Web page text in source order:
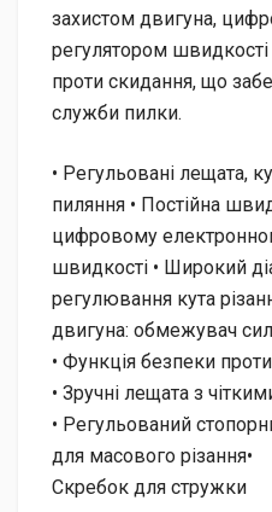
захистом двигуна,
регулятором
проти скидання, що
служби пилки.
• Регульовані лещата,
пиляння • Постійна
цифровому
швидкості • Широкий
регулювання кута
двигуна: обмежувач
• Функція безпеки
• Зручні лещата з
• Регульований
для масового різання•
Скребок для стружки